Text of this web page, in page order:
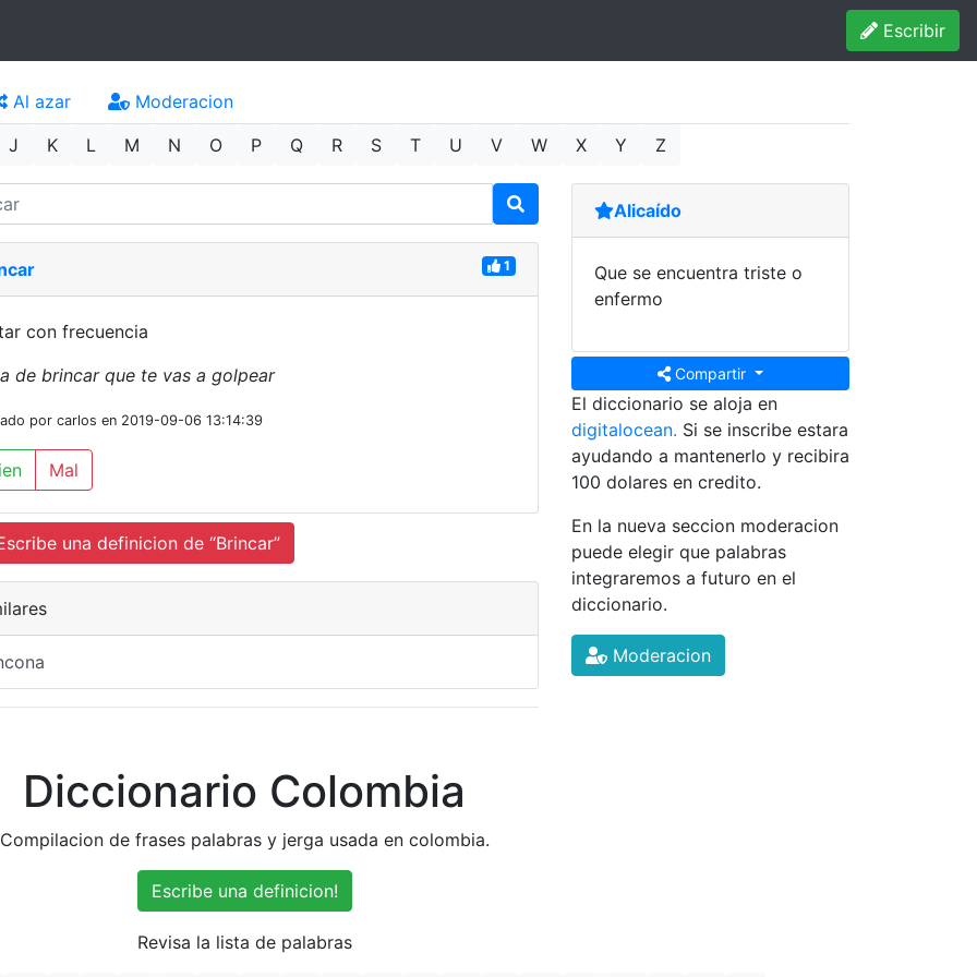
Escribir
Al azar
Moderacion
J K L M N O P Q R S T U V W X Y Z
1
con frecuencia
de brincar que te vas a golpear
por carlos en 2019-09-06 13:14:39
Mal
una definicion de “Brincar”
Alicaído
Que se encuentra triste o
enfermo
Compartir
El diccionario se aloja en
digitalocean. Si se inscribe estara
ayudando a mantenerlo y recibira
100 dolares en credito.
En la nueva seccion moderacion
puede elegir que palabras
integraremos a futuro en el
diccionario.
Moderacion
Diccionario Colombia
Compilacion de frases palabras y jerga usada en colombia.
Escribe una definicion!
Revisa la lista de palabras